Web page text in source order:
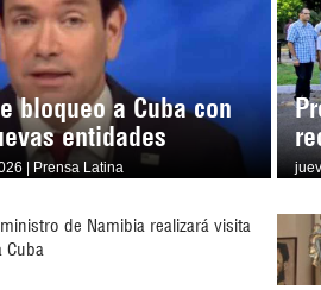
bloqueo a Cuba con
entidades
| Prensa Latina
de Namibia realizará visita
Cuba